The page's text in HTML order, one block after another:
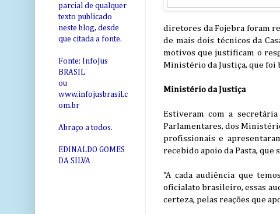
diretores da Fojebra foram
de mais dois técnicos da
motivos que justificam o
Ministério da Justiça, que foi
Ministério da Justiça
Estiveram com a
Parlamentares, dos
profissionais e
recebido apoio da Pasta,
"A cada audiência que
oficialato brasileiro, essas
certeza, pelas reações que
parcial de qualquer
texto publicado
neste blog, desde
que citada a fonte.
Fonte: InfoJus
BRASIL
ou
www.infojusbrasil.c
om.br
Abraço a todos.
EDINALDO GOMES
DA SILVA